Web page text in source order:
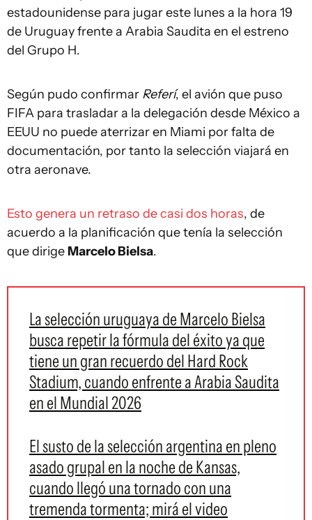
estadounidense para jugar este lunes a la hora 19
de Uruguay frente a Arabia Saudita en el estreno
del Grupo H.
Según pudo confirmar Referí, el avión que puso
FIFA para trasladar a la delegación desde México a
EEUU no puede aterrizar en Miami por falta de
documentación, por tanto la selección viajará en
otra aeronave.
Esto genera un retraso de casi dos horas, de
acuerdo a la planificación que tenía la selección
que dirige Marcelo Bielsa.
La selección uruguaya de Marcelo Bielsa
busca repetir la fórmula del éxito ya que
tiene un gran recuerdo del Hard Rock
Stadium, cuando enfrente a Arabia Saudita
en el Mundial 2026
El susto de la selección argentina en pleno
asado grupal en la noche de Kansas,
cuando llegó una tornado con una
tremenda tormenta; mirá el video